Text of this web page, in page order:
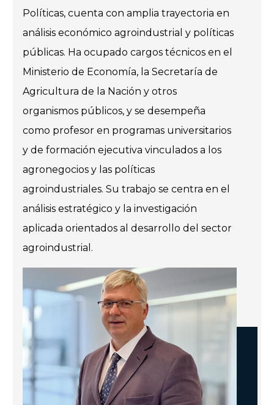
Políticas, cuenta con amplia trayectoria en
análisis económico agroindustrial y políticas
públicas. Ha ocupado cargos técnicos en el
Ministerio de Economía, la Secretaría de
Agricultura de la Nación y otros
organismos públicos, y se desempeña
como profesor en programas universitarios
y de formación ejecutiva vinculados a los
agronegocios y las políticas
agroindustriales. Su trabajo se centra en el
análisis estratégico y la investigación
aplicada orientados al desarrollo del sector
agroindustrial.